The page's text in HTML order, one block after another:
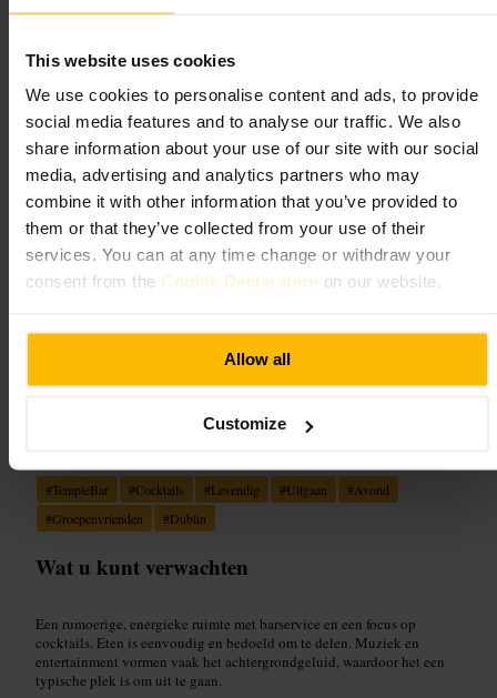
This website uses cookies
We use cookies to personalise content and ads, to provide
social media features and to analyse our traffic. We also
share information about your use of our site with our social
media, advertising and analytics partners who may
combine it with other information that you’ve provided to
them or that they’ve collected from your use of their
services. You can at any time change or withdraw your
consent from the Cookie Declaration on our website.
Allow all
Customize
Bad Bobs Temple Bar
Eten en drinken•Restaurant•Kunst en vermaak•Nachtclub• Eten en drinken•
4,4
4,5
Afbeelding /TripAdvisor
“Cocktails en gezelligheid in hartje Temple
#TempleBar #Cocktails #Levendig #Uitgaan #Avond
#Groepenvrienden #Dublin
Wat u kunt verwachten
Een rumoerige, energieke ruimte met barservice en een focus op
cocktails. Eten is eenvoudig en bedoeld om te delen. Muziek en
entertainment vormen vaak het achtergrondgeluid, waardoor het een
typische plek is om uit te gaan.